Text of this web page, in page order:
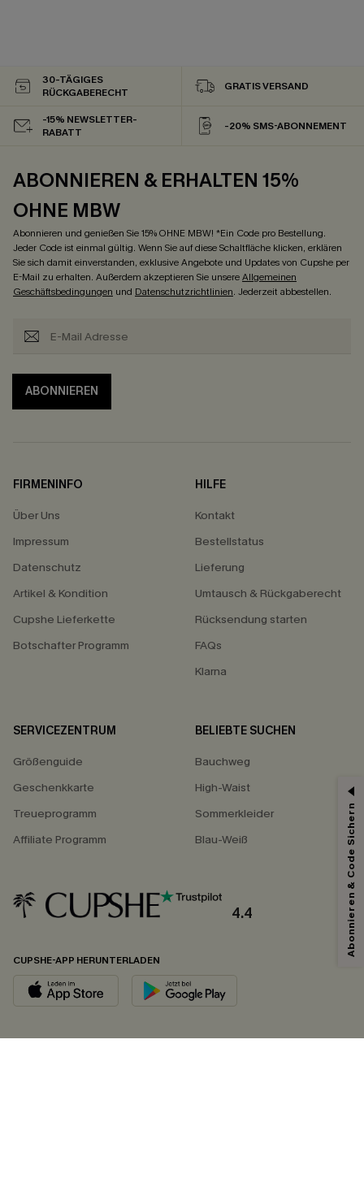
30-TÄGIGES
RÜCKGABERECHT
GRATIS VERSAND
-15% NEWSLETTER-
RABATT
-20% SMS-ABONNEMENT
ABONNIEREN & ERHALTEN 15%
OHNE MBW
Abonnieren und genießen Sie 15% OHNE MBW! *Ein Code pro Bestellung.
Jeder Code ist einmal gültig. Wenn Sie auf diese Schaltfläche klicken, erklären
Sie sich damit einverstanden, exklusive Angebote und Updates von Cupshe per
E-Mail zu erhalten. Außerdem akzeptieren Sie unsereAllgemeinen
Geschäftsbedingungen und Datenschutzrichtlinien. Jederzeit abbestellen.
ABONNIEREN
FIRMENINFO
Über Uns
Impressum
Datenschutz
Artikel & Kondition
Cupshe Lieferkette
Botschafter Programm
HILFE
Kontakt
Bestellstatus
Lieferung
Umtausch & Rückgaberecht
Rücksendung starten
FAQs
Klarna
SERVICEZENTRUM
Größenguide
Geschenkkarte
Treueprogramm
Affiliate Programm
BELIEBTE SUCHEN
Bauchweg
High-Waist
Sommerkleider
Blau-Weiß
4.4
CUPSHE-APP HERUNTERLADEN
Abonnieren & Code Sichern